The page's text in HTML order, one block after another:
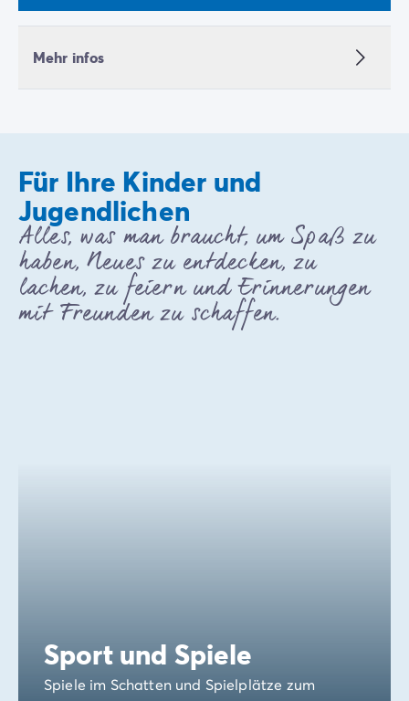
Mehr infos
Für Ihre Kinder und
Jugendlichen
Alles, was man braucht, um Spaß zu
haben, Neues zu entdecken, zu
lachen, zu feiern und Erinnerungen
mit Freunden zu schaffen.
Sport und Spiele
Spiele im Schatten und Spielplätze zum